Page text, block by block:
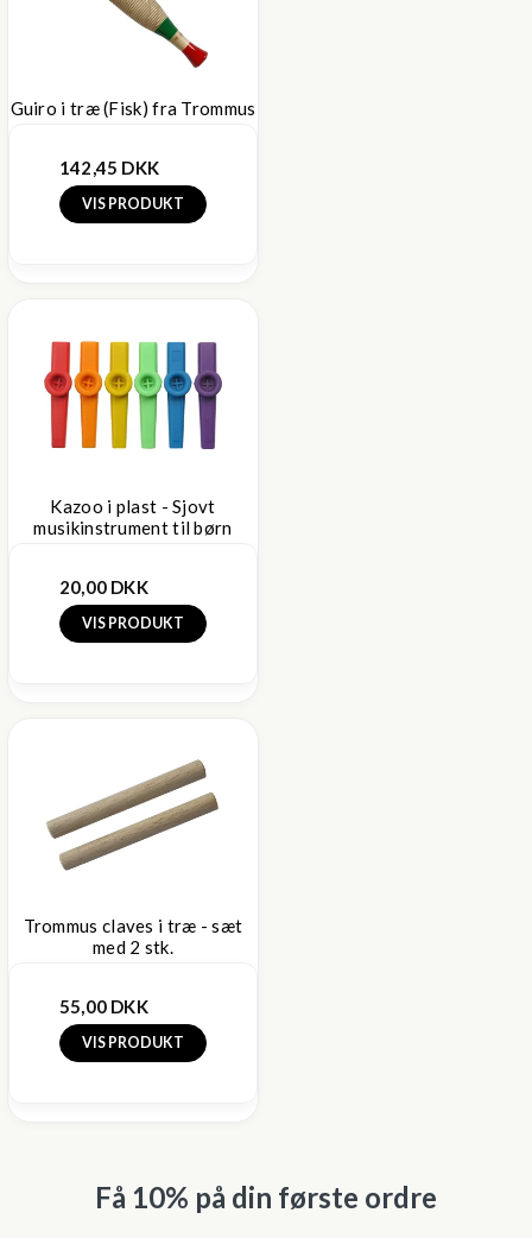
Guiro i træ (Fisk) fra Trommus
142,45 DKK
VIS PRODUKT
Kazoo i plast - Sjovt
musikinstrument til børn
20,00 DKK
VIS PRODUKT
Trommus claves i træ - sæt
med 2 stk.
55,00 DKK
VIS PRODUKT
Få 10% på din første ordre